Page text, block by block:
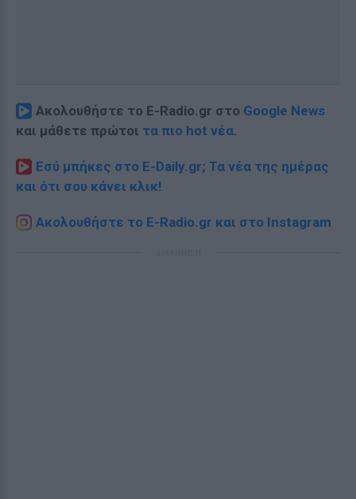
Ακολουθήστε το E-Radio.gr στο Google News
και μάθετε πρώτοι τα πιο hot νέα.
Εσύ μπήκες στο E-Daily.gr; Τα νέα της ημέρας
και ότι σου κάνει κλικ!
Ακολουθήστε το E-Radio.gr και στο Instagram